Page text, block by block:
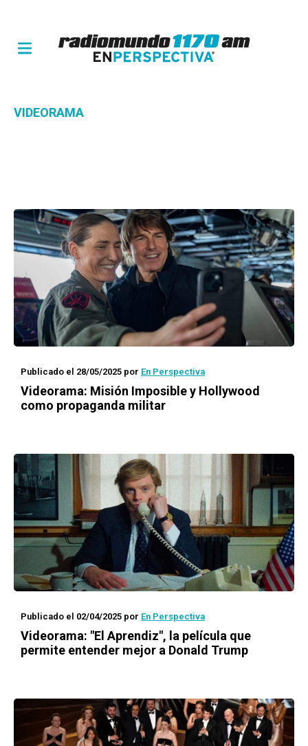
VIDEORAMA
Publicado el 28/05/2025 por En Perspectiva
Videorama: Misión Imposible y Hollywood
como propaganda militar
Publicado el 02/04/2025 por En Perspectiva
Videorama: "El Aprendiz", la película que
permite entender mejor a Donald Trump